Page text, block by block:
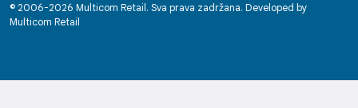
© 2006-2026 Multicom Retail. Sva prava zadržana. Developed by
Multicom Retail